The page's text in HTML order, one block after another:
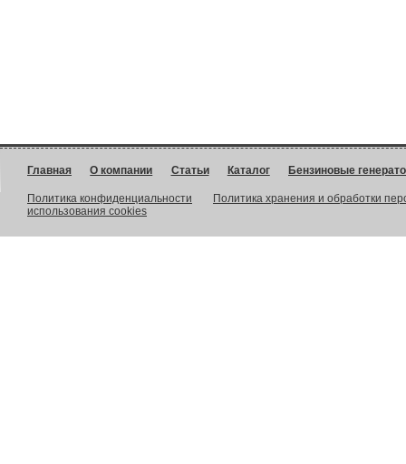
Главная О компании Статьи Каталог Бензиновые
Политика конфиденциальности
Политика хранения и обработки
использования cookies